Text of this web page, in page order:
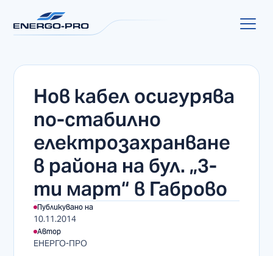
Нов кабел осигурява
по-стабилно
електрозахранване
в района на бул. „3-
ти март“ в Габрово
Публикувано на
10.11.2014
Автор
ЕНЕРГО-ПРО